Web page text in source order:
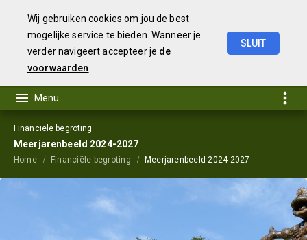
Wij gebruiken cookies om jou de best
mogelijke service te bieden. Wanneer je
verder navigeert accepteer je de
voorwaarden
SLUIT
Financiële begroting
Meerjarenbeeld 2024-2027
Home Financiële begroting Meerjarenbeeld 2024-2027